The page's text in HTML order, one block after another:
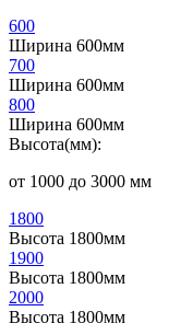
600
Ширина 600мм
700
Ширина 600мм
800
Ширина 600мм
Высота(мм):
от 1000 до 3000 мм
1800
Высота 1800мм
1900
Высота 1800мм
2000
Высота 1800мм